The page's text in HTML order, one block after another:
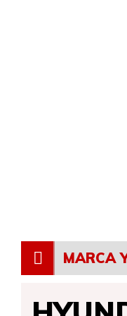
MARCA